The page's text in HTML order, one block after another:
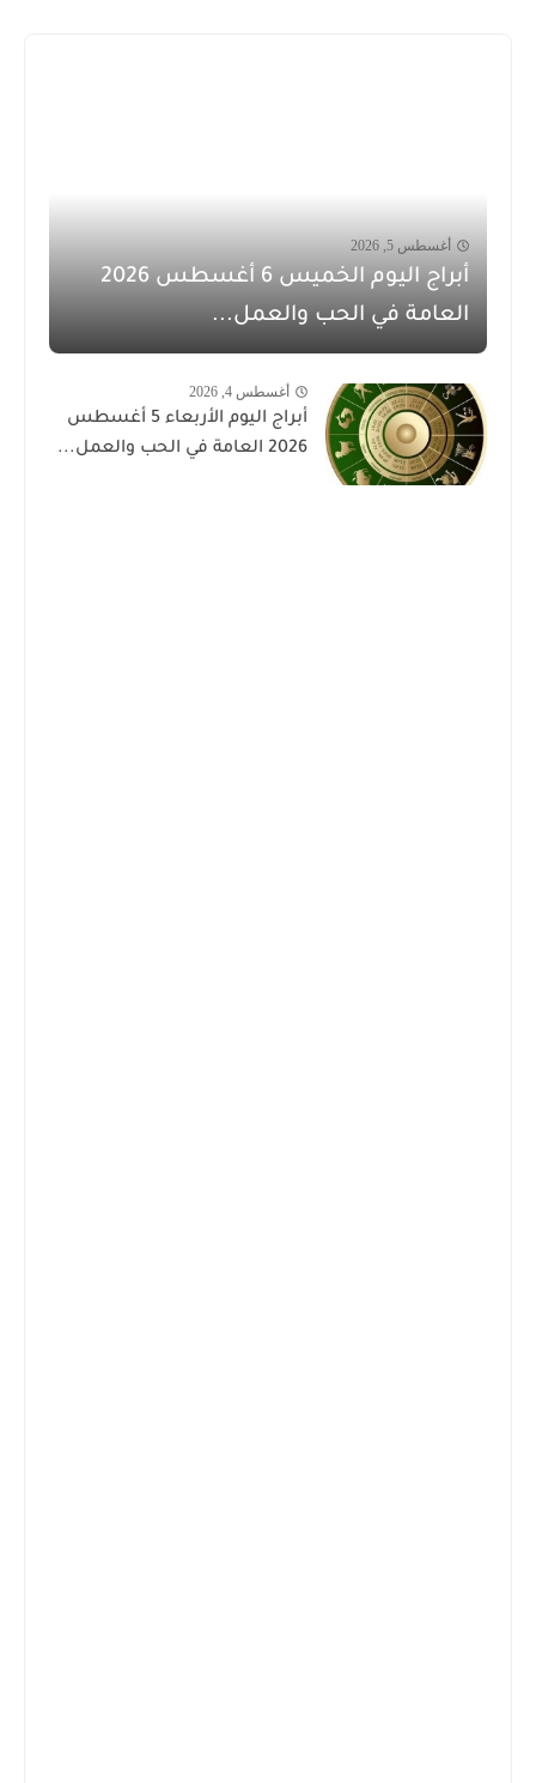
أغسطس 5, 2026
أبراج اليوم الخميس 6 أغسطس 2026
العامة في الحب والعمل...
أغسطس 4, 2026
أبراج اليوم الأربعاء 5 أغسطس
2026 العامة في الحب والعمل...